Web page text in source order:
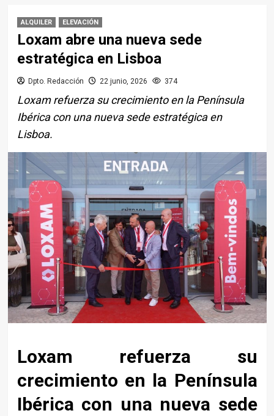
ALQUILER ELEVACIÓN
Loxam abre una nueva sede
estratégica en Lisboa
Dpto. Redacción 22 junio, 2026 374
Loxam refuerza su crecimiento en la Península
Ibérica con una nueva sede estratégica en
Lisboa.
Loxam refuerza su
crecimiento en la Península
Ibérica con una nueva sede